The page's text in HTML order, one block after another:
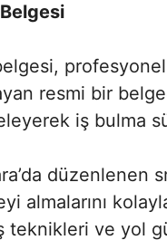
resmi bir
iş bulma
düzenlenen
almalarını
teknikleri ve yol